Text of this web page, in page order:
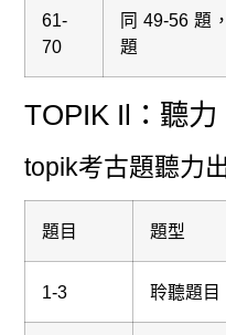
61-
70
同 49-56 題
題
TOPIK Il：聽
topik考古題聽力
題目 題型
1-3 聆聽題目